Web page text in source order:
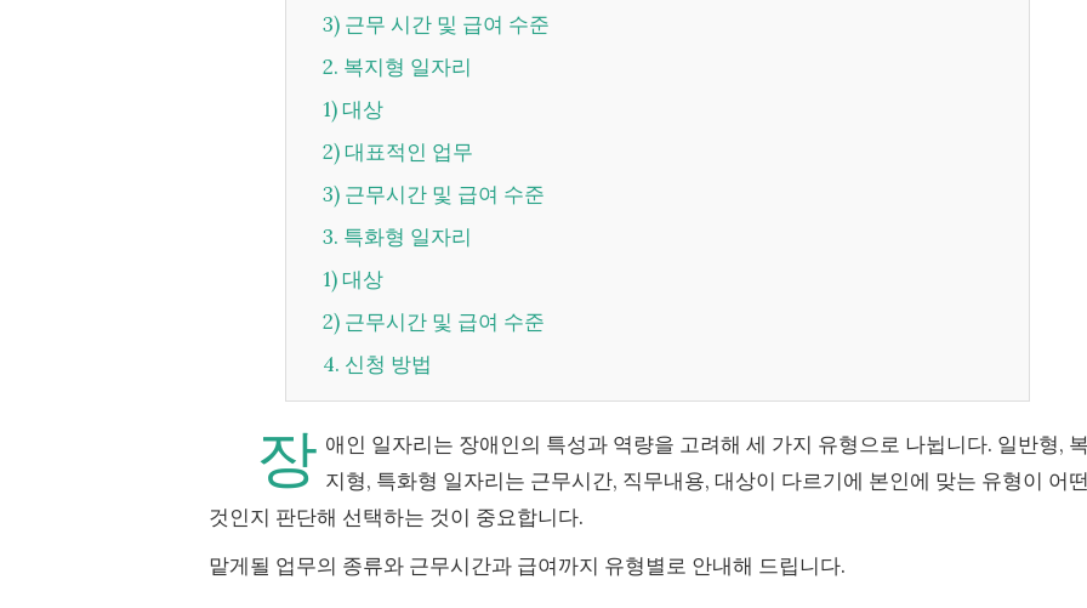
3) 근무 시간 및 급여 수준
2. 복지형 일자리
1) 대상
2) 대표적인 업무
3) 근무시간 및 급여 수준
3. 특화형 일자리
1) 대상
2) 근무시간 및 급여 수준
4. 신청 방법
장 애인 일자리는 장애인의 특성과 역량을 고려해 세 가지 유형으로 나뉩니다. 일반형, 복
지형, 특화형 일자리는 근무시간, 직무내용, 대상이 다르기에 본인에 맞는 유형이 어떤
것인지 판단해 선택하는 것이 중요합니다.
맡게될 업무의 종류와 근무시간과 급여까지 유형별로 안내해 드립니다.